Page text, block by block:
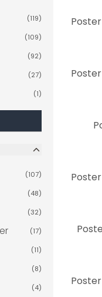
(119)
(109)
(92)
(27)
(1)
(107)
(48)
(32)
(17)
(11)
(8)
(4)